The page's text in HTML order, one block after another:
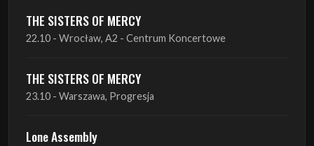
THE SISTERS OF MERCY
Lone Assembly
Lone Assembly